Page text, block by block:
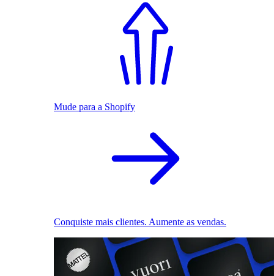
Mude para a Shopify
Conquiste mais clientes. Aumente as vendas.